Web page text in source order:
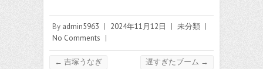
By admin5963 | 2024年11月12日 | 未分類 |
No Comments |
← 吉塚うなぎ 遅すぎたブーム →